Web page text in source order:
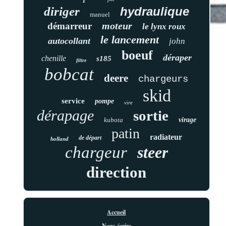
diriger manuel hydraulique
démarreur moteur le lynx roux
autocollant le lancement john
chenille filtre s185 boeuf déraper
bobcat deere chargeurs
service pompe vire skid
dérapage kubota sortie virage
holland de départ patin radiateur
chargeur steer
direction
Accueil